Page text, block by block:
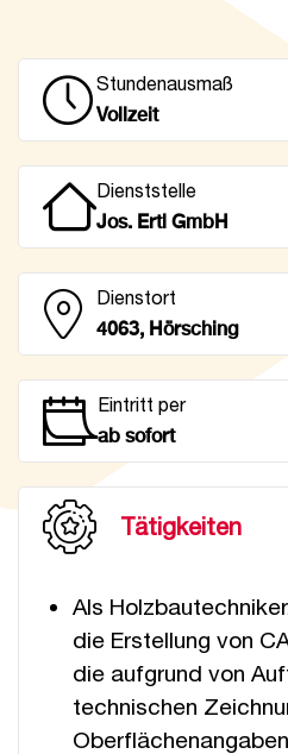
Stundenausmaß
Vollzeit
Dienststelle
Jos. Ertl GmbH
Dienstort
4063, Hörsching
Eintritt per
ab sofort
Tätigkeiten
Als
die Erstellung von
die aufgrund von
technischen